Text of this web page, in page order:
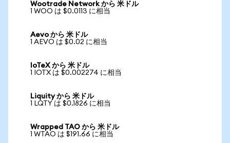
Wootrade Network から 米ドル
1 WOO は $0.0113 に相当
Aevo から 米ドル
1 AEVO は $0.02 に相当
IoTeX から 米ドル
1 IOTX は $0.002274 に相当
Liquity から 米ドル
1 LQTY は $0.1826 に相当
Wrapped TAO から 米ドル
1 WTAO は $191.66 に相当